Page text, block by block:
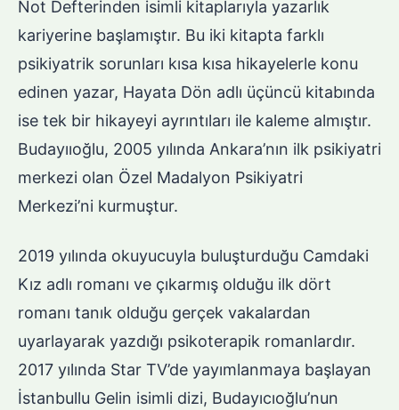
Not Defterinden isimli kitaplarıyla yazarlık
kariyerine başlamıştır. Bu iki kitapta farklı
psikiyatrik sorunları kısa kısa hikayelerle konu
edinen yazar, Hayata Dön adlı üçüncü kitabında
ise tek bir hikayeyi ayrıntıları ile kaleme almıştır.
Budayııoğlu, 2005 yılında Ankara’nın ilk psikiyatri
merkezi olan Özel Madalyon Psikiyatri
Merkezi’ni kurmuştur.
2019 yılında okuyucuyla buluşturduğu Camdaki
Kız adlı romanı ve çıkarmış olduğu ilk dört
romanı tanık olduğu gerçek vakalardan
uyarlayarak yazdığı psikoterapik romanlardır.
2017 yılında Star TV’de yayımlanmaya başlayan
İstanbullu Gelin isimli dizi, Budayıcıoğlu’nun